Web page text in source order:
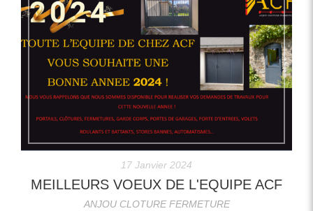
17 Janvier 2024
MEILLEURS VOEUX DE L'EQUIPE ACF
ANJOU CLOTURE FERMETURE